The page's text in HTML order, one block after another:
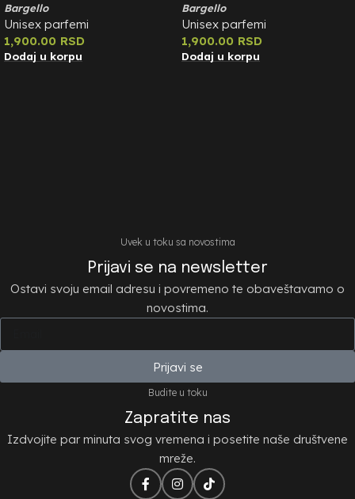
Bargello
Unisex parfemi
1,900.00 RSD
Dodaj u korpu
Bargello
Unisex parfemi
1,900.00 RSD
Dodaj u korpu
Uvek u toku sa novostima
Prijavi se na newsletter
Ostavi svoju email adresu i povremeno te obaveštavamo o
novostima.
Prijavi se
Budite u toku
Zapratite nas
Izdvojite par minuta svog vremena i posetite naše društvene
mreže.